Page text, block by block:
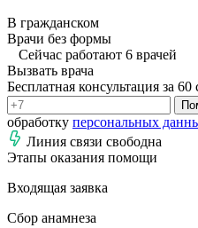
В гражданском
Врачи без формы
Сейчас работают 6 врачей
Вызвать врача
Бесплатная консультация за 60
обработку персональных
Линия связи свободна
Этапы оказания помощи
Входящая заявка
Сбор анамнеза